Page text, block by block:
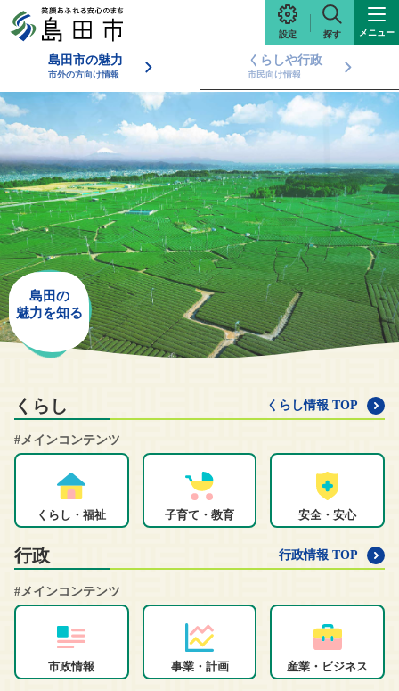
設定 探す メニュー
島田市の魅力
市外の方向け情報
くらしや行政
市民向け情報
島田の
魅力を知る
島田の
魅力を知る
くらし くらし情報 TOP
#メインコンテンツ
くらし・福祉 子育て・教育 安全・安心
行政 行政情報 TOP
#メインコンテンツ
市政情報 事業・計画 産業・ビジネス